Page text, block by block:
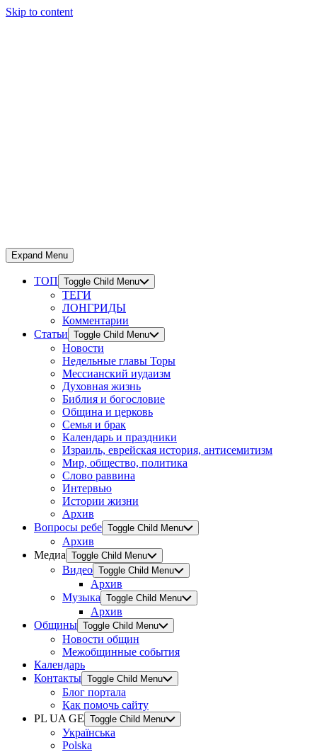
Skip to content
Expand Menu
ТОП Toggle Child Menu
ТЕГИ
ЛОНГРИДЫ
Комментарии
Статьи Toggle Child Menu
Новости
Недельные главы Торы
Мессианский иудаизм
Духовная жизнь
Библия и богословие
Община и церковь
Семья и брак
Календарь и праздники
Израиль, еврейская история, антисемитизм
Мир, общество, политика
Слово раввина
Интервью
Истории жизни
Архив
Вопросы ребе Toggle Child Menu
Архив
Медиа Toggle Child Menu
Видео Toggle Child Menu
Архив
Музыка Toggle Child Menu
Архив
Общины Toggle Child Menu
Новости общин
Межобщинные события
Календарь
Контакты Toggle Child Menu
Блог портала
Как помочь сайту
PL UA GE Toggle Child Menu
Українська
Polska